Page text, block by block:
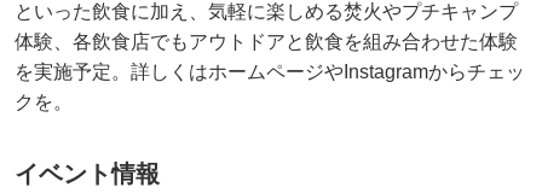
といった飲食に加え、気軽に楽しめる焚火やプチキャンプ
体験、各飲食店でもアウトドアと飲食を組み合わせた体験
を実施予定。詳しくはホームページやInstagramからチェッ
クを。
イベント情報